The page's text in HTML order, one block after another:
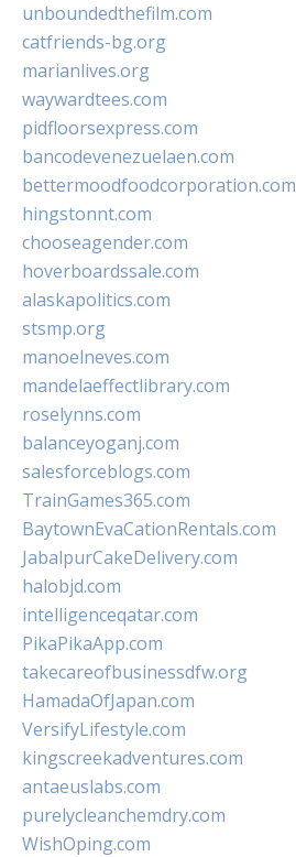
unboundedthefilm.com
catfriends-bg.org
marianlives.org
waywardtees.com
pidfloorsexpress.com
bancodevenezuelaen.com
bettermoodfoodcorporation.com
hingstonnt.com
chooseagender.com
hoverboardssale.com
alaskapolitics.com
stsmp.org
manoelneves.com
mandelaeffectlibrary.com
roselynns.com
balanceyoganj.com
salesforceblogs.com
TrainGames365.com
BaytownEvaCationRentals.com
JabalpurCakeDelivery.com
halobjd.com
intelligenceqatar.com
PikaPikaApp.com
takecareofbusinessdfw.org
HamadaOfJapan.com
VersifyLifestyle.com
kingscreekadventures.com
antaeuslabs.com
purelycleanchemdry.com
WishOping.com